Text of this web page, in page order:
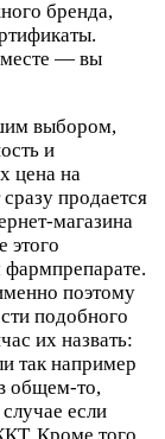
бренда,
месте — вы
выбором,
и
цена на
продается
магазина
этого
фармпрепарате.
поэтому
подобного
их назвать:
так например
общем-то,
если